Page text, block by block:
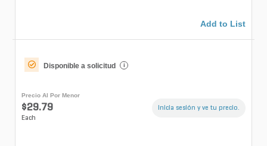
Add to List
Disponible a solicitud i
Precio Al Por Menor
$29.79
Each
Inicia sesión y ve tu precio.